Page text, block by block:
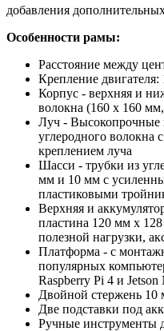
добавления
Особенности рамы:
Расстояние между
Крепление
Корпус - верхняя и
волокна (160 x 160
Луч - Высокопрочные
углеродного
креплением луча
Шасси - трубки из
мм и 10 мм с
пластиковыми
Верхняя и
пластина 120 мм x
полезной нагрузки,
Платформа - с
популярных
Raspberry Pi 4 и Jetson
Двойной стержень
Две подставки под
Ручные инструменты